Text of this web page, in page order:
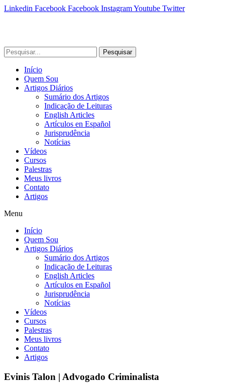
Linkedin Facebook Facebook InstagramYoutube Twitter
Pesquisar
Início
Quem Sou
Artigos Diários
Sumário dos Artigos
Indicação de Leituras
English Articles
Artículos en Español
Jurisprudência
Notícias
Vídeos
Cursos
Palestras
Meus livros
Contato
Artigos
Menu
Início
Quem Sou
Artigos Diários
Sumário dos Artigos
Indicação de Leituras
English Articles
Artículos en Español
Jurisprudência
Notícias
Vídeos
Cursos
Palestras
Meus livros
Contato
Artigos
Evinis Talon | Advogado Criminalista